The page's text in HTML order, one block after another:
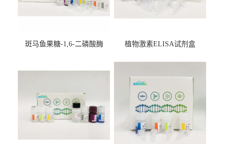
斑马鱼果糖-1,6-二磷酸酶
盒
植物激素ELISA试剂盒